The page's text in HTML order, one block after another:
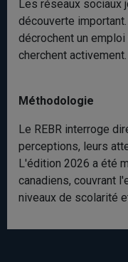
Les réseaux sociaux
découverte
décrochent un
cherchent activement.
Méthodologie
Le REBR interroge
perceptions, leurs
L'édition 2026 a été
canadiens, couvrant
niveaux de scolarité